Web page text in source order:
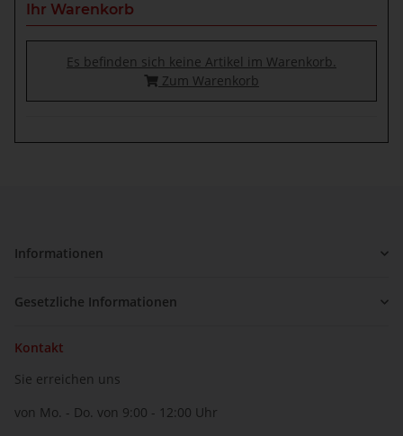
Ihr Warenkorb
Es befinden sich keine Artikel im Warenkorb.
Zum Warenkorb
Informationen
Gesetzliche Informationen
Kontakt
Sie erreichen uns
von Mo. - Do. von 9:00 - 12:00 Uhr